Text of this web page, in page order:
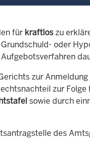
für kraftloszu
oder
zur
zur
sowie durch
des